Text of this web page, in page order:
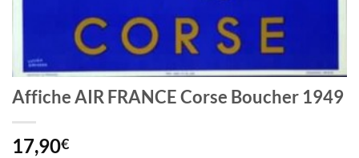
Affiche AIR FRANCE Corse Boucher 1949
17,90€